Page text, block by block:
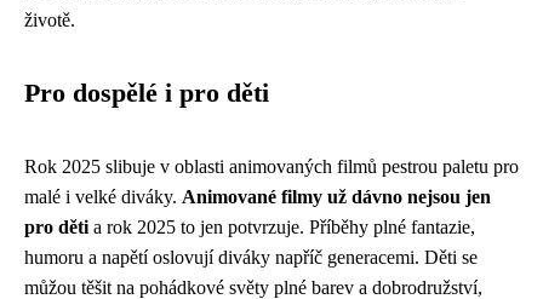
životě.
Pro dospělé i pro děti
Rok 2025 slibuje v oblasti animovaných filmů pestrou paletu pro
malé i velké diváky. Animované filmy už dávno nejsou jen
pro děti a rok 2025 to jen potvrzuje. Příběhy plné fantazie,
humoru a napětí oslovují diváky napříč generacemi. Děti se
můžou těšit na pohádkové světy plné barev a dobrodružství,